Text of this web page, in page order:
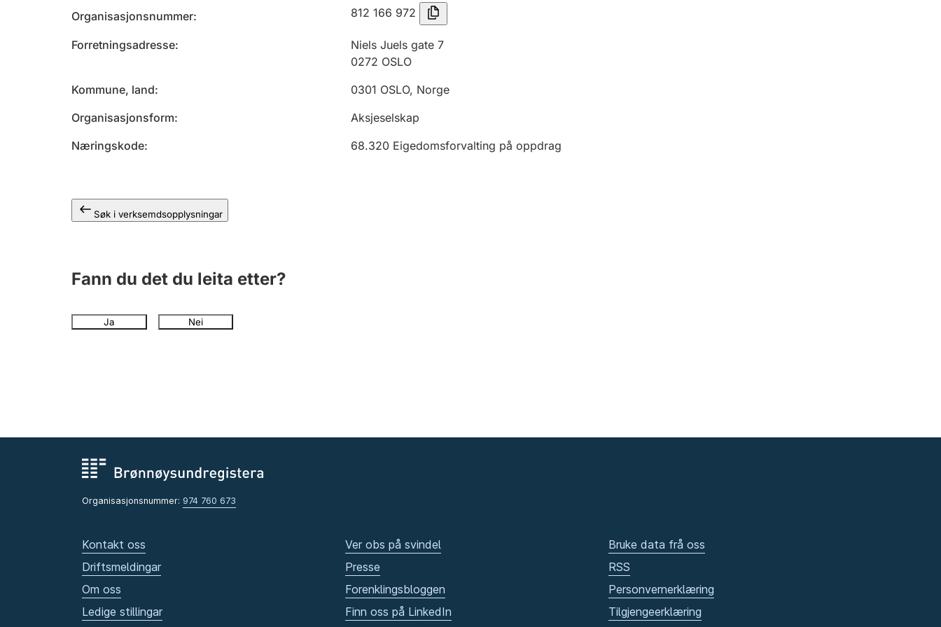
Organisasjonsnummer 812 166 972
Forretningsadresse
Niels Juels gate 7
0272 OSLO
Kommune, land
0301 OSLO, Norge
Organisasjonsform
Aksjeselskap
Næringskode
68.320 Eigedomsforvalting på oppdrag
Søk i verksemdsopplysningar
Fann du det du leita etter?
Ja Nei
Organisasjonsnummer: 974 760 673
Kontakt oss
Driftsmeldingar
Om oss
Ledige stillingar
Ver obs på svindel
Presse
Forenklingsbloggen
Finn oss på LinkedIn
Bruke data frå oss
RSS
Personvernerklæring
Tilgjengeerklæring